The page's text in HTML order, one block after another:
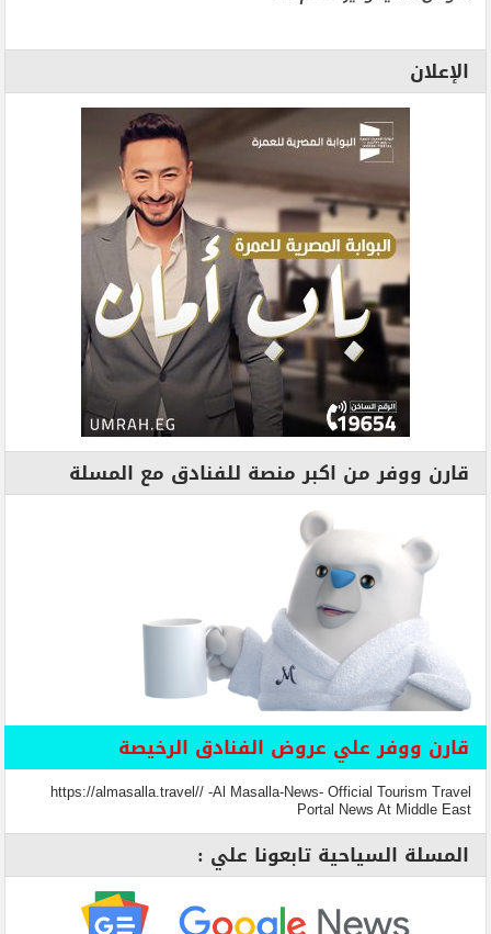
الإعلان
قارن ووفر من اكبر منصة للفنادق مع المسلة
قارن ووفر علي عروض الفنادق الرخيصة
https://almasalla.travel// -Al Masalla-News- Official Tourism Travel
Portal News At Middle East
المسلة السياحية تابعونا علي :